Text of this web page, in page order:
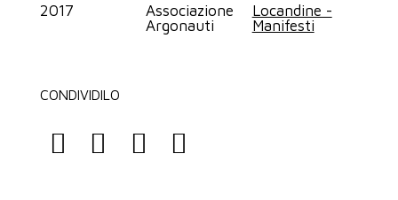
2017
Associazione
Argonauti
Locandine -
Manifesti
CONDIVIDILO